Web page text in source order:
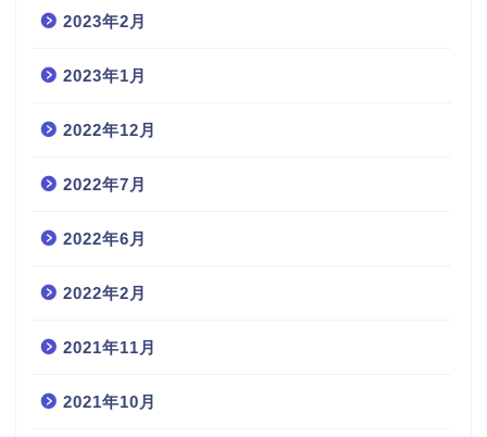
2023年2月
2023年1月
2022年12月
2022年7月
2022年6月
2022年2月
2021年11月
2021年10月